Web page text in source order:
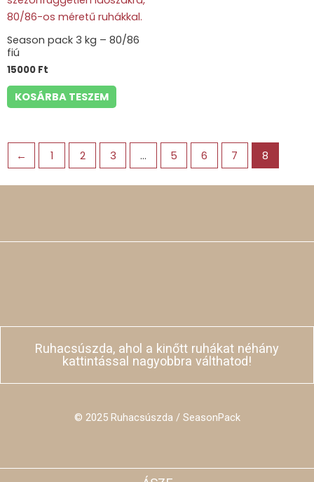
Season pack 3 kg – 80/86
fiú
15000 Ft
KOSÁRBA TESZEM
← 1 2 3 … 5 6 7 8
Ruhacsúszda, ahol a kinőtt ruhákat néhány
kattintással nagyobbra válthatod!
© 2025 Ruhacsúszda / SeasonPack